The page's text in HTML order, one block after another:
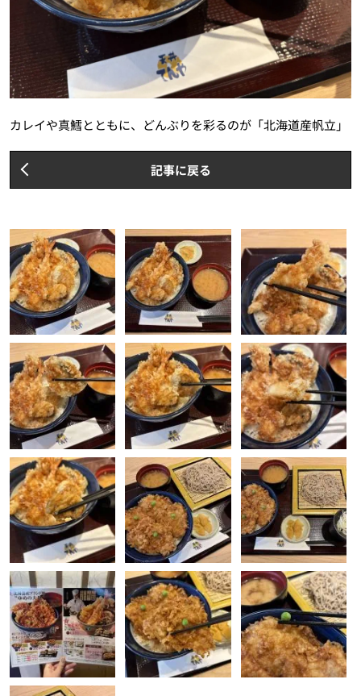
カレイや真鱈とともに、どんぶりを彩るのが「北海道産帆立」
記事に戻る